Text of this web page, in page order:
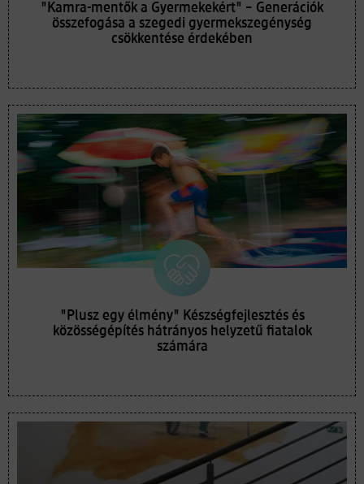
"Kamra-mentők a Gyermekekért" – Generációk
összefogása a szegedi gyermekszegénység
csökkentése érdekében
"Plusz egy élmény" Készségfejlesztés és
közösségépítés hátrányos helyzetű fiatalok
számára